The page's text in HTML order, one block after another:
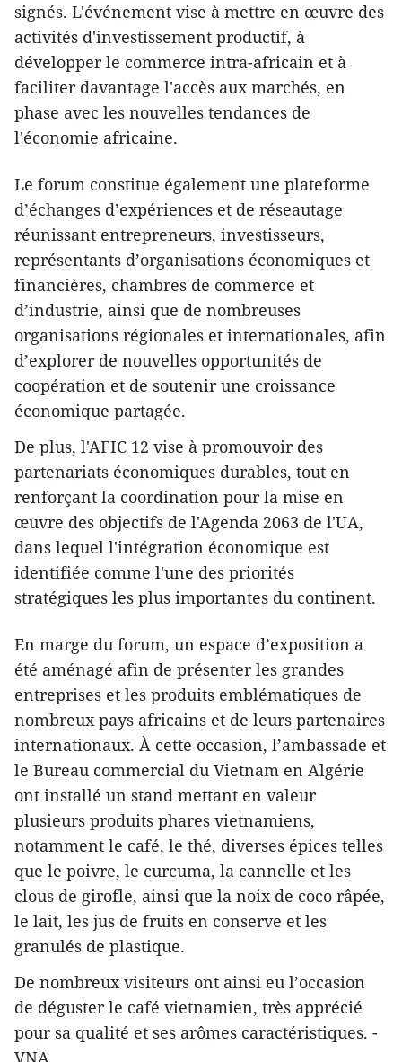
signés. L'événement vise à mettre en œuvre des
activités d'investissement productif, à
développer le commerce intra-africain et à
faciliter davantage l'accès aux marchés, en
phase avec les nouvelles tendances de
l'économie africaine.
Le forum constitue également une plateforme
d’échanges d’expériences et de réseautage
réunissant entrepreneurs, investisseurs,
représentants d’organisations économiques et
financières, chambres de commerce et
d’industrie, ainsi que de nombreuses
organisations régionales et internationales, afin
d’explorer de nouvelles opportunités de
coopération et de soutenir une croissance
économique partagée.
De plus, l'AFIC 12 vise à promouvoir des
partenariats économiques durables, tout en
renforçant la coordination pour la mise en
œuvre des objectifs de l'Agenda 2063 de l'UA,
dans lequel l'intégration économique est
identifiée comme l'une des priorités
stratégiques les plus importantes du continent.
En marge du forum, un espace d’exposition a
été aménagé afin de présenter les grandes
entreprises et les produits emblématiques de
nombreux pays africains et de leurs partenaires
internationaux. À cette occasion, l’ambassade et
le Bureau commercial du Vietnam en Algérie
ont installé un stand mettant en valeur
plusieurs produits phares vietnamiens,
notamment le café, le thé, diverses épices telles
que le poivre, le curcuma, la cannelle et les
clous de girofle, ainsi que la noix de coco râpée,
le lait, les jus de fruits en conserve et les
granulés de plastique.
De nombreux visiteurs ont ainsi eu l’occasion
de déguster le café vietnamien, très apprécié
pour sa qualité et ses arômes caractéristiques. -